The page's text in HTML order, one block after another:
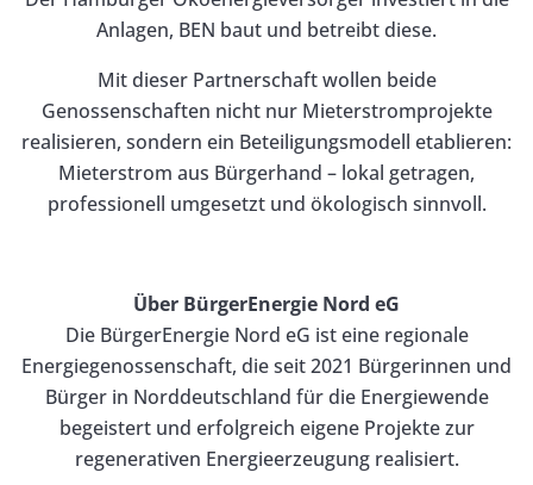
Anlagen, BEN baut und betreibt diese.
Mit dieser Partnerschaft wollen beide
Genossenschaften nicht nur Mieterstromprojekte
realisieren, sondern ein Beteiligungsmodell etablieren:
Mieterstrom aus Bürgerhand – lokal getragen,
professionell umgesetzt und ökologisch sinnvoll.
Über BürgerEnergie Nord eG
Die BürgerEnergie Nord eG ist eine regionale
Energiegenossenschaft, die seit 2021 Bürgerinnen und
Bürger in Norddeutschland für die Energiewende
begeistert und erfolgreich eigene Projekte zur
regenerativen Energieerzeugung realisiert.